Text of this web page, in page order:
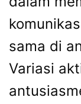
sama di
Variasi